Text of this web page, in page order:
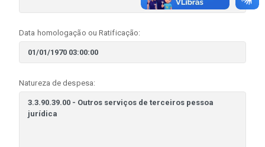
Data homologação ou Ratificação:
Natureza de despesa: